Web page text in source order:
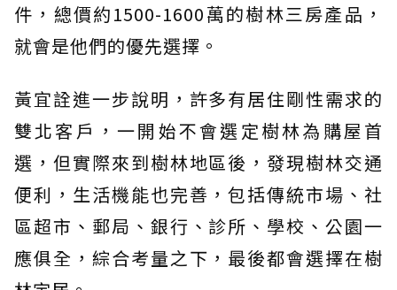
件，總價約1500-1600萬的樹林三房產品，
就會是他們的優先選擇。
黃宜詮進一步說明，許多有居住剛性需求的
雙北客戶，一開始不會選定樹林為購屋首
選，但實際來到樹林地區後，發現樹林交通
便利，生活機能也完善，包括傳統市場、社
區超市、郵局、銀行、診所、學校、公園一
應俱全，綜合考量之下，最後都會選擇在樹